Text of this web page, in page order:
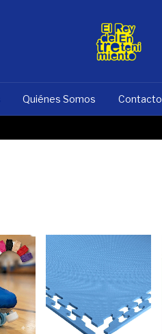
Quiénes Somos Contacto